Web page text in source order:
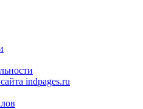
indpages.ru